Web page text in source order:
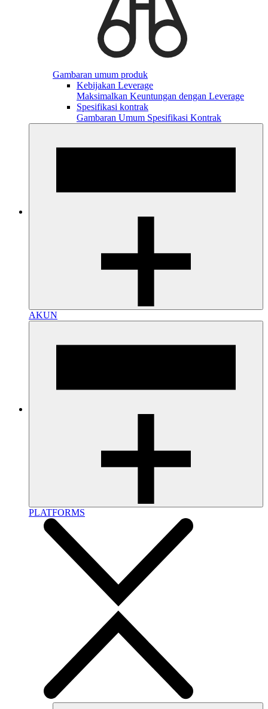
Gambaran umum produk
Kebijakan Leverage
Maksimalkan Keuntungan dengan Leverage
Spesifikasi kontrak
Gambaran Umum Spesifikasi Kontrak
AKUN
PLATFORMS